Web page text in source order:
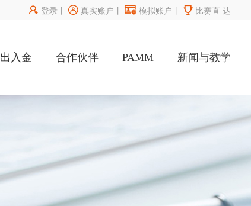
 登录 丨 真实账户  模拟账户  比赛直 达
出入金 合作伙伴 PAMM 新闻与教学